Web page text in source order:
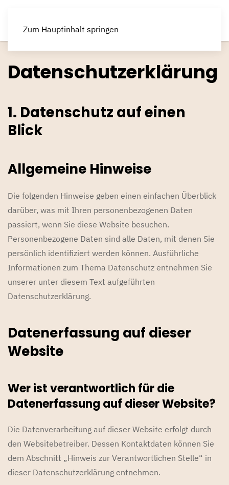
Zum Hauptinhalt springen
Datenschutz­erklärung
1. Datenschutz auf einen
Blick
Allgemeine Hinweise
Die folgenden Hinweise geben einen einfachen Überblick
darüber, was mit Ihren personenbezogenen Daten
passiert, wenn Sie diese Website besuchen.
Personenbezogene Daten sind alle Daten, mit denen Sie
persönlich identifiziert werden können. Ausführliche
Informationen zum Thema Datenschutz entnehmen Sie
unserer unter diesem Text aufgeführten
Datenschutzerklärung.
Datenerfassung auf dieser
Website
Wer ist verantwortlich für die
Datenerfassung auf dieser Website?
Die Datenverarbeitung auf dieser Website erfolgt durch
den Websitebetreiber. Dessen Kontaktdaten können Sie
dem Abschnitt „Hinweis zur Verantwortlichen Stelle“ in
dieser Datenschutzerklärung entnehmen.